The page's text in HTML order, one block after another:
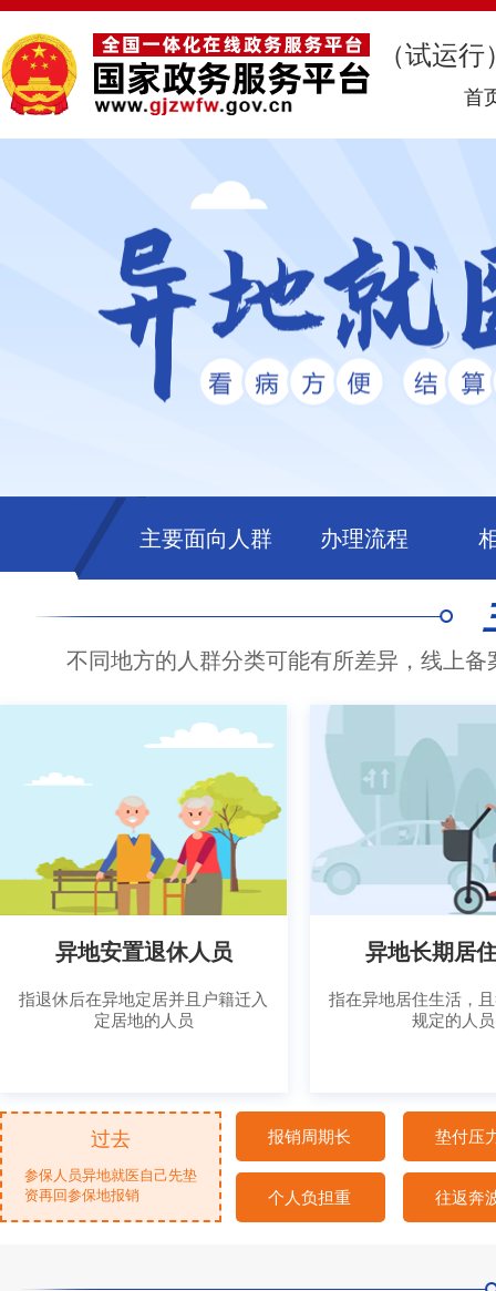
（试运行
首
主要面向人群 办理流程
不同地方的人群分类可能有所差异，线上
异地安置退休人员
指退休后在异地定居并且户籍迁入
定居地的人员
异地长期居
指在异地居住生活，
规定的人员
过去
参保人员异地就医自己先垫
资再回参保地报销
报销周期长 垫付压
个人负担重 往返奔